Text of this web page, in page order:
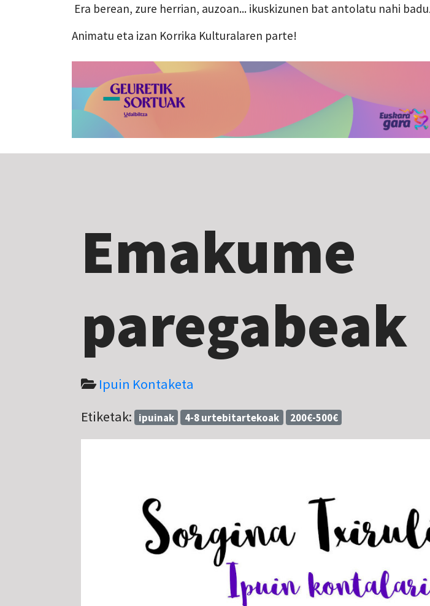
Era berean, zure herrian, auzoan... ikuskizunen bat antolatu nahi
Animatu eta izan Korrika Kulturalaren parte!
Emakume
paregabeak
Ipuin Kontaketa
Etiketak: ipuinak 4-8 urtebitartekoak 200€-500€